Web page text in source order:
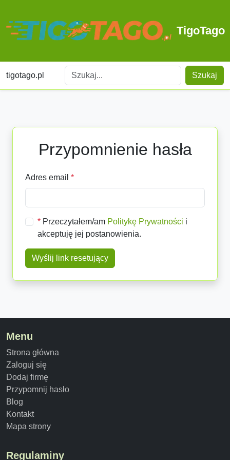
TigoTago
tigotago.pl Szukaj
Przypomnienie hasła
Adres email *
* Przeczytałem/am Politykę Prywatności i
akceptuję jej postanowienia.
Wyślij link resetujący
Menu
Strona główna
Zaloguj się
Dodaj firmę
Przypomnij hasło
Blog
Kontakt
Mapa strony
Regulaminy